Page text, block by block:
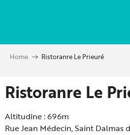
principal
Home Ristoranre Le Prieuré
Ristoranre Le
Altitudine : 696m
Rue Jean Médecin, Saint Dalmas